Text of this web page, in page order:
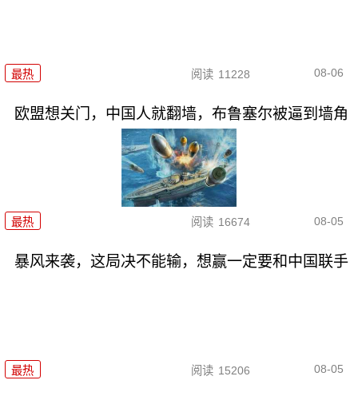
最热 阅读 11228 08-06
欧盟想关门，中国人就翻墙，布鲁塞尔被逼到墙角
最热 阅读 16674 08-05
暴风来袭，这局决不能输，想赢一定要和中国联手
最热 阅读 15206 08-05